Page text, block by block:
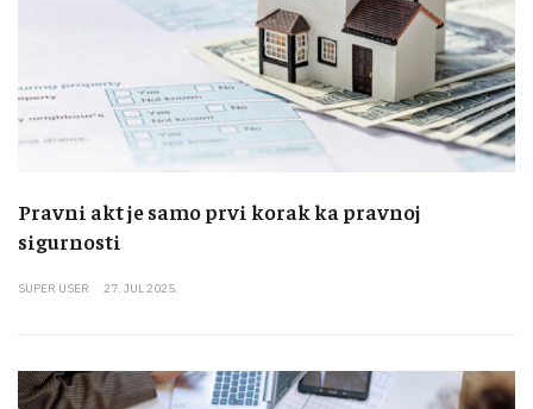
Pravni akt je samo prvi korak ka pravnoj
sigurnosti
SUPER USER 27. JUL 2025.